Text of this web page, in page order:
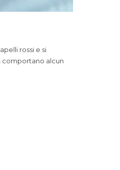
rossi e si
comportano alcun